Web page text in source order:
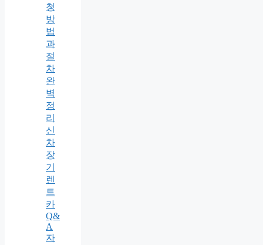
청
방
법
과
절
차
완
벽
정
리
신
차
장
기
렌
트
카
Q&
A
자